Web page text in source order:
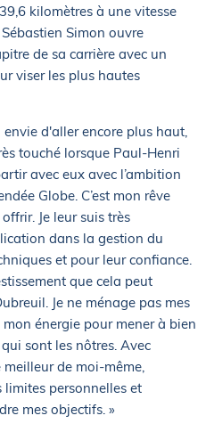
kilomètres à une vitesse
Simon ouvre
de sa carrière avec un
viser les plus hautes
d'aller encore plus haut,
touché lorsque Paul-Henri
avec eux avec l’ambition
Globe. C’est mon rêve
Je leur suis très
dans la gestion du
et pour leur confiance.
que cela peut
Je ne ménage pas mes
énergie pour mener à bien
sont les nôtres. Avec
meilleur de moi-même,
limites personnelles et
mes objectifs. »